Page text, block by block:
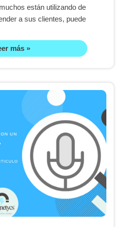
están utilizando de
a sus clientes, puede
más »